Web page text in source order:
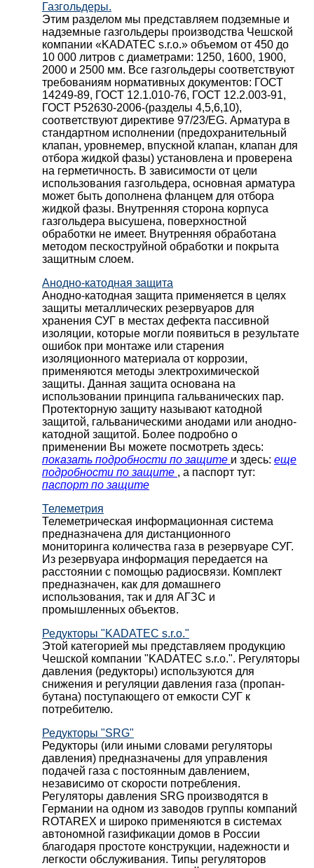
Газгольдеры.
Этим разделом мы представляем подземные и
надземные газгольдеры производства Чешской
компании «KADATEC s.r.o.» объемом от 450 до
10 000 литров с диаметрами: 1250, 1600, 1900,
2000 и 2500 мм. Все газгольдеры соответствуют
требованиям нормативных документов: ГОСТ
14249-89, ГОСТ 12.1.010-76, ГОСТ 12.2.003-91,
ГОСТ Р52630-2006-(разделы 4,5,6,10),
соответствуют директиве 97/23/EG. Арматура в
стандартном исполнении (предохранительный
клапан, уровнемер, впускной клапан, клапан для
отбора жидкой фазы) установлена и проверена
на герметичность. В зависимости от цели
использования газгольдера, основная арматура
может быть дополнена фланцем для отбора
жидкой фазы. Внутренняя сторона корпуса
газгольдера высушена, поверхностной
обработки не имеет. Внутренняя обработана
методом пескоструйной обработки и покрыта
защитным слоем.
Анодно-катодная защита
Анодно-катодная защита применяется в целях
защиты металлических резервуаров для
хранения СУГ в местах дефекта пассивной
изоляции, которые могли появиться в результате
ошибок при монтаже или старения
изоляционного материала от коррозии,
применяются методы электрохимической
защиты. Данная защита основана на
использовании принципа гальванических пар.
Протекторную защиту называют катодной
защитой, гальваническими анодами или анодно-
катодной защитой. Более подробно о
применении Вы можете посмотреть здесь:
показать подробности по защите и здесь: еще
подробности по защите , а паспорт тут:
паспорт по защите
Телеметрия
Телеметрическая информационная система
предназначена для дистанционного
мониторинга количества газа в резервуаре СУГ.
Из резервуара информация передается на
расстоянии с помощью радиосвязи. Комплект
предназначен, как для домашнего
использования, так и для АГЗС и
промышленных объектов.
Редукторы "KADATEC s.r.o."
Этой категорией мы представляем продукцию
Чешской компании "KADATEC s.r.o.". Регуляторы
давления (редукторы) используются для
снижения и регуляции давления газа (пропан-
бутана) поступающего от емкости СУГ к
потребителю.
Редукторы "SRG"
Редукторы (или иными словами регуляторы
давления) предназначены для управления
подачей газа с постоянным давлением,
независимо от скорости потребления.
Регуляторы давления SRG производятся в
Германии на одном из заводов группы компаний
ROTAREX и широко применяются в системах
автономной газификации домов в России
благодаря простоте конструкции, надежности и
легкости обслуживания. Типы регуляторов